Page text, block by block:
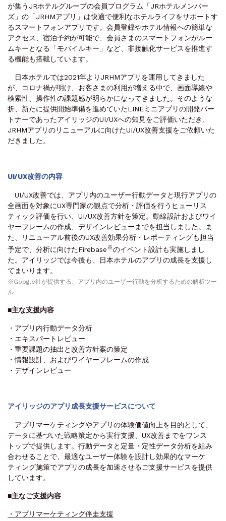
が集うJRホテルグループの会員プログラム「JRホテルメンバー
ズ」の「JRHMアプリ」は快適で便利なホテルライフをサポートす
るスマートフォンアプリです。会員登録やホテル情報への簡単な
アクセス、宿泊予約が可能で、会員さまのスマートフォンがルー
ムキーとなる「モバイルキー」など、非接触化サービスを推進す
る機能も搭載しています。
日本ホテルでは2021年よりJRHMアプリを運用してきました
が、コロナ禍が明け、お客さまの利用が増える中で、画面導線や
検索性、操作性の課題感が明らかになってきました。そのような
折、新たに提供開始準備を進めていたLINEミニアプリの開発パー
トナーであったアイリッジのUI/UXへの知見をご評価いただき、
JRHMアプリのリニューアルに向けたUI/UX改善支援をご依頼いた
だきました。
UI/UX改善の内容
UI/UX改善では、アプリ内のユーザー行動データと現行アプリの
全画面を対象にUX専門家の観点で分析・評価を行うヒューリス
ティック評価を行い、UI/UX改善方針を策定。動線設計およびワイ
ヤーフレームの作成、デザインレビューまでを担当しました。ま
た、リニューアル前後のUX改善効果分析・レポーティングも担当
予定で、分析に向けたFirebase※のイベント設計も実施しまし
た。アイリッジでは今後も、日本ホテルのアプリの成長を支援し
てまいります。
※Google社が提供する、アプリ内のユーザー行動を分析するための解析ツー
ル
■主な支援内容
・アプリ内行動データ分析
・エキスパートレビュー
・重要課題の抽出と改善方針案の策定
・情報設計、およびワイヤーフレームの作成
・デザインレビュー
アイリッジのアプリ成長支援サービスについて
アプリマーケティングやアプリの体験価値向上を目的として、
データに基づいた戦略策定から実行支援、UX改善までをワンス
トップで提供します。行動データと定量・定性データ分析を組み
合わせることで、最適なユーザー体験を設計し効果的なマーケ
ティング施策でアプリの成長を加速させるご支援サービスを提供
しています。
■主なご支援内容
・アプリマーケティング伴走支援